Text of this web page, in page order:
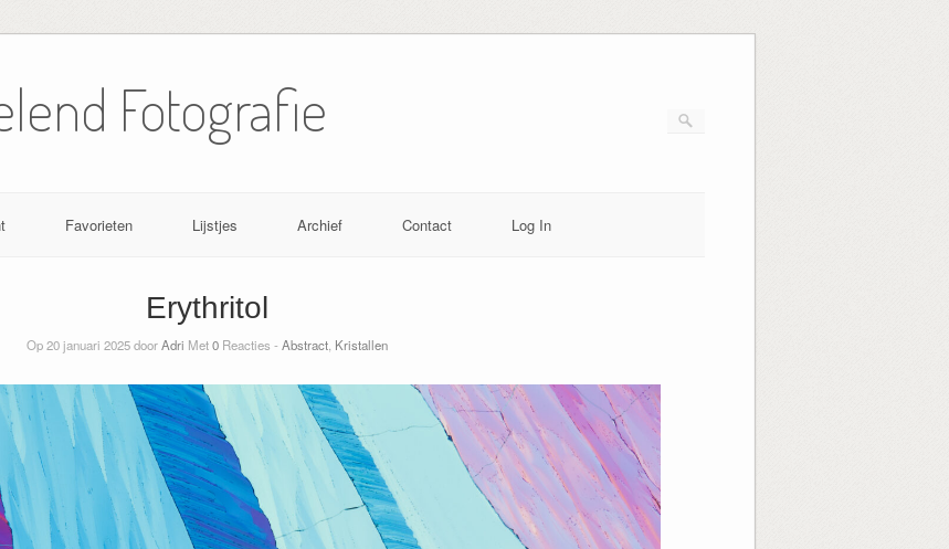
Fotografie
Favorieten Lijstjes Archief Contact Log In
Erythritol
Op 20 januari 2025 doorAdri Met0Reacties - Abstract, Kristallen